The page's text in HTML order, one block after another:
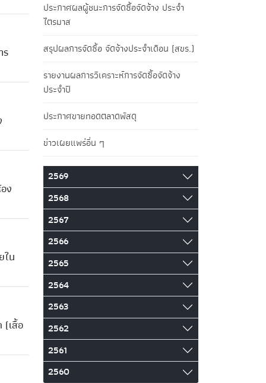
ร
ง
ใน
(เสื้อ
ประกาศผลผู้ชนะการจัดซื้อจัดจ้าง ประจำ
ไตรมาส
สรุปผลการจัดซื้อ จัดจ้างประจำเดือน (สขร.)
รายงานผลการวิเคราะห์การจัดซื้อจัดจ้าง
ประจำปี
ประกาศขายทอดตลาดพัสดุ
ข่าวเผยแพร่อื่น ๆ
2569
2568
2567
2566
2565
2564
2563
2562
2561
2560